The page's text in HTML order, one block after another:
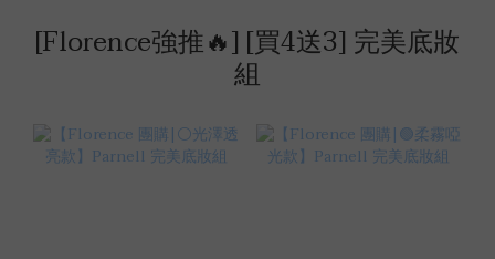
[Florence強推🔥] [買4送3] 完美底妝
組